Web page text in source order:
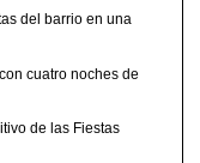
del barrio en una
cuatro noches de
de las Fiestas